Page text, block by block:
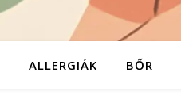
ALLERGIÁK BŐR